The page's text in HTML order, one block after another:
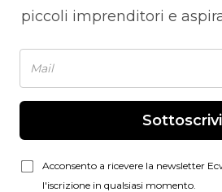
piccoli imprenditori e
Sottoscrivi
Acconsento a ricevere la newsletter
l'iscrizione in qualsiasi momento.